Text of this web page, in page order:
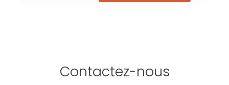
Contactez-nous